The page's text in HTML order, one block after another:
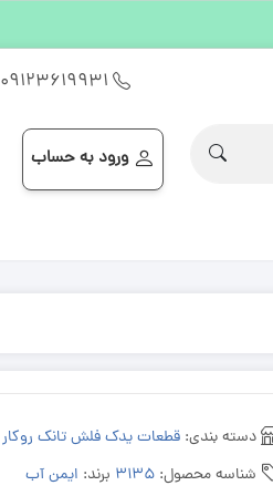
۰۹۱۲۳۶۱۹۹۳۱
ورود به حساب
دسته بندی:قطعات یدک فلش تانک روکار
شناسه محصول:۳۱۳۵ برند: ایمن آب